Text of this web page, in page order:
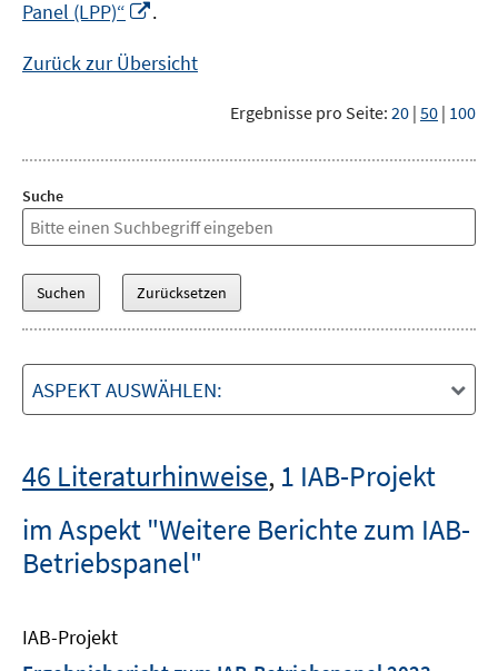
Panel (LPP)“
Fenster
.
Zurück zur Übersicht
Ergebnisse pro Seite: 20 | 50 | 100
Suche
ASPEKT AUSWÄHLEN:
46 Literaturhinweise, 1 IAB-Projekt
im Aspekt "Weitere Berichte zum IAB-
Betriebspanel"
IAB-Projekt